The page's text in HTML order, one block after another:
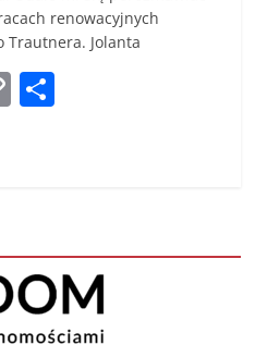
renowacyjnych
Trautnera. Jolanta
C
o
n
k